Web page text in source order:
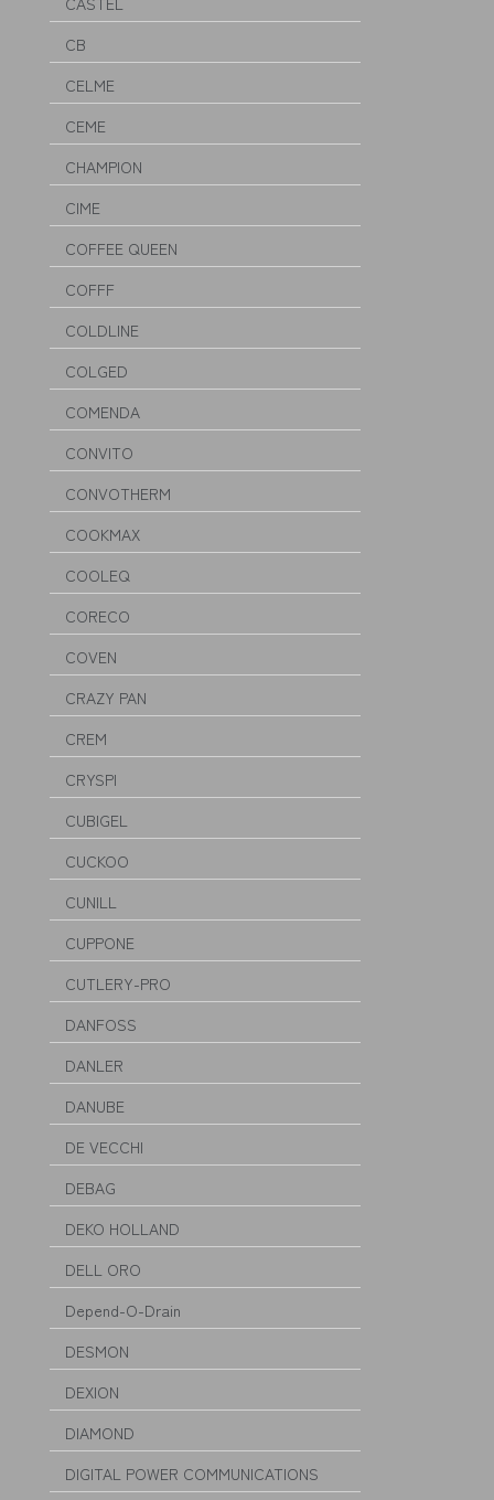
CB
CELME
CEME
CHAMPION
CIME
COFFEE QUEEN
COFFF
COLDLINE
COLGED
COMENDA
CONVITO
CONVOTHERM
COOKMAX
COOLEQ
CORECO
COVEN
CRAZY PAN
CREM
CRYSPI
CUBIGEL
CUCKOO
CUNILL
CUPPONE
CUTLERY-PRO
DANFOSS
DANLER
DANUBE
DE VECCHI
DEBAG
DEKO HOLLAND
DELL ORO
Depend-O-Drain
DESMON
DEXION
DIAMOND
DIGITAL POWER COMMUNICATIONS